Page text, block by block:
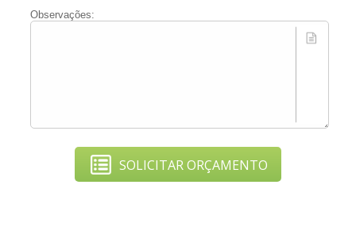
Observações:
SOLICITAR ORÇAMENTO